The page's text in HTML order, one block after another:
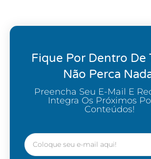
Fique Por Dentro De
Não Perca
Preencha Seu E-Mail E
Integra Os Próximos
Conteúdos!